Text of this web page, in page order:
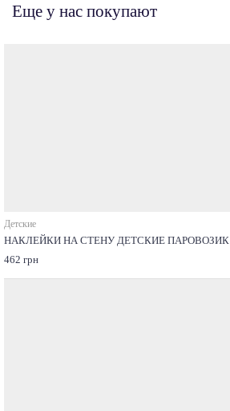
Еще у нас покупают
Детские
НАКЛЕЙКИ НА СТЕНУ ДЕТСКИЕ ПАРОВОЗИК
462 грн